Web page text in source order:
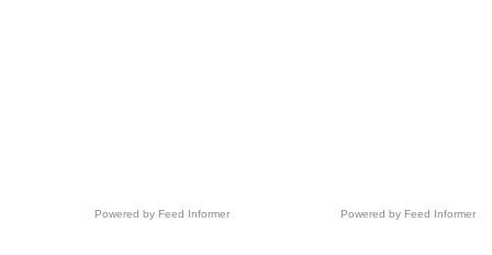
Powered by Feed Informer Powered by Feed Informer